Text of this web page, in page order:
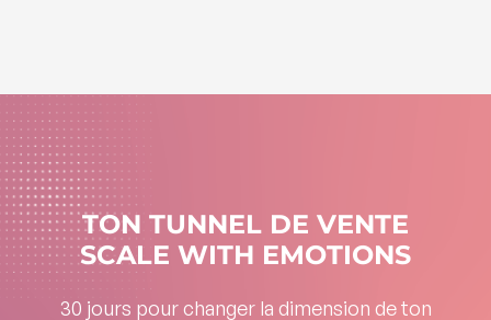
TON TUNNEL DE VENTE
SCALE WITH EMOTIONS
30 jours pour changer la dimension de ton